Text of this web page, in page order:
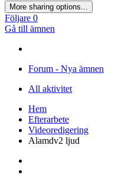
More sharing options...
Följare 0
Gå till ämnen
Forum - Nya ämnen
All aktivitet
Hem
Efterarbete
Videoredigering
Alamdv2 ljud